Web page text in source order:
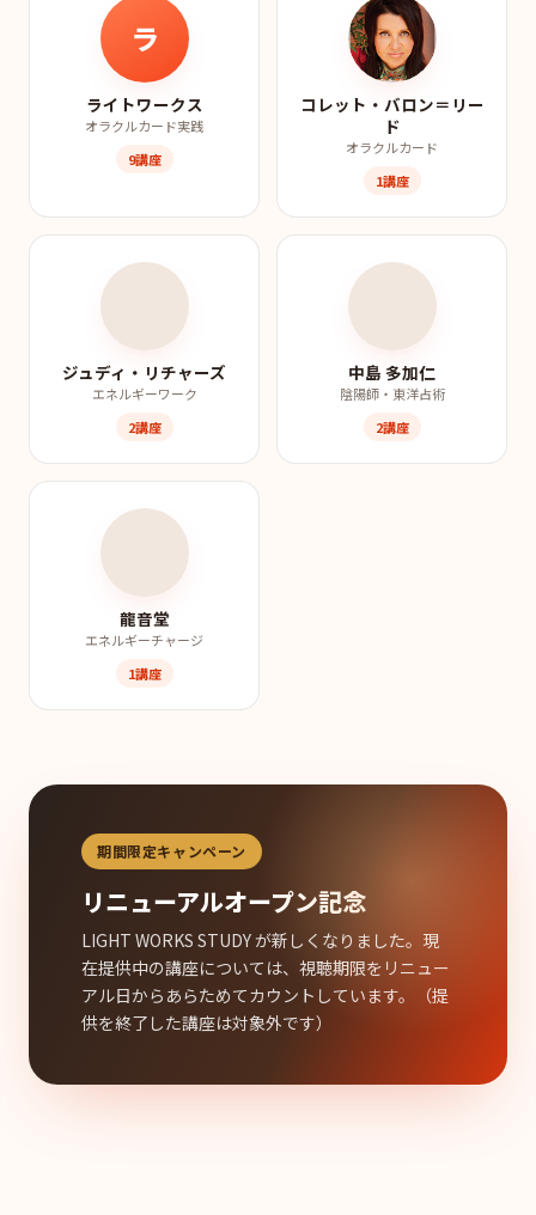
ラ
ライトワークス
オラクルカード実践
9講座
コレット・バロン＝リー
ド
オラクルカード
1講座
ジュディ・リチャーズ
エネルギーワーク
2講座
中島 多加仁
陰陽師・東洋占術
2講座
龍音堂
エネルギーチャージ
1講座
期間限定キャンペーン
リニューアルオープン記念
LIGHT WORKS STUDY が新しくなりました。現
在提供中の講座については、視聴期限をリニュー
アル日からあらためてカウントしています。（提
供を終了した講座は対象外です）